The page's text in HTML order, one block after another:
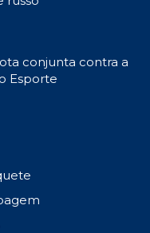
conjunta contra a
Esporte